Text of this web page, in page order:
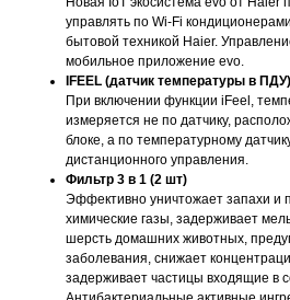
управлять по Wi-Fi
бытовой техникой Haier.
мобильное приложение evo.
IFEEL (датчик температуры в ПДУ)
При включении функции iFeel,
измеряется не по датчику,
блоке, а по температурному
дистанционного управления.
Фильтр 3 в 1 (2 шт)
Эффективно уничтожает запахи и
химические газы, задерживает
шерсть домашних животных,
заболевания, снижает
задерживает частицы входящие в